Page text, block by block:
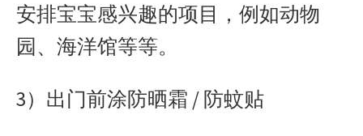
安排宝宝感兴趣的项目，例如动物
园、海洋馆等等。
3）出门前涂防晒霜 / 防蚊贴